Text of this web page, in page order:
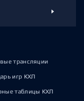
трансляции
игр КХЛ
таблицы КХЛ